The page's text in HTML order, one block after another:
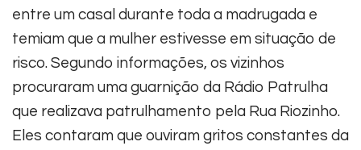
entre um casal durante toda a madrugada e
temiam que a mulher estivesse em situação de
risco. Segundo informações, os vizinhos
procuraram uma guarnição da Rádio Patrulha
que realizava patrulhamento pela Rua Riozinho.
Eles contaram que ouviram gritos constantes da